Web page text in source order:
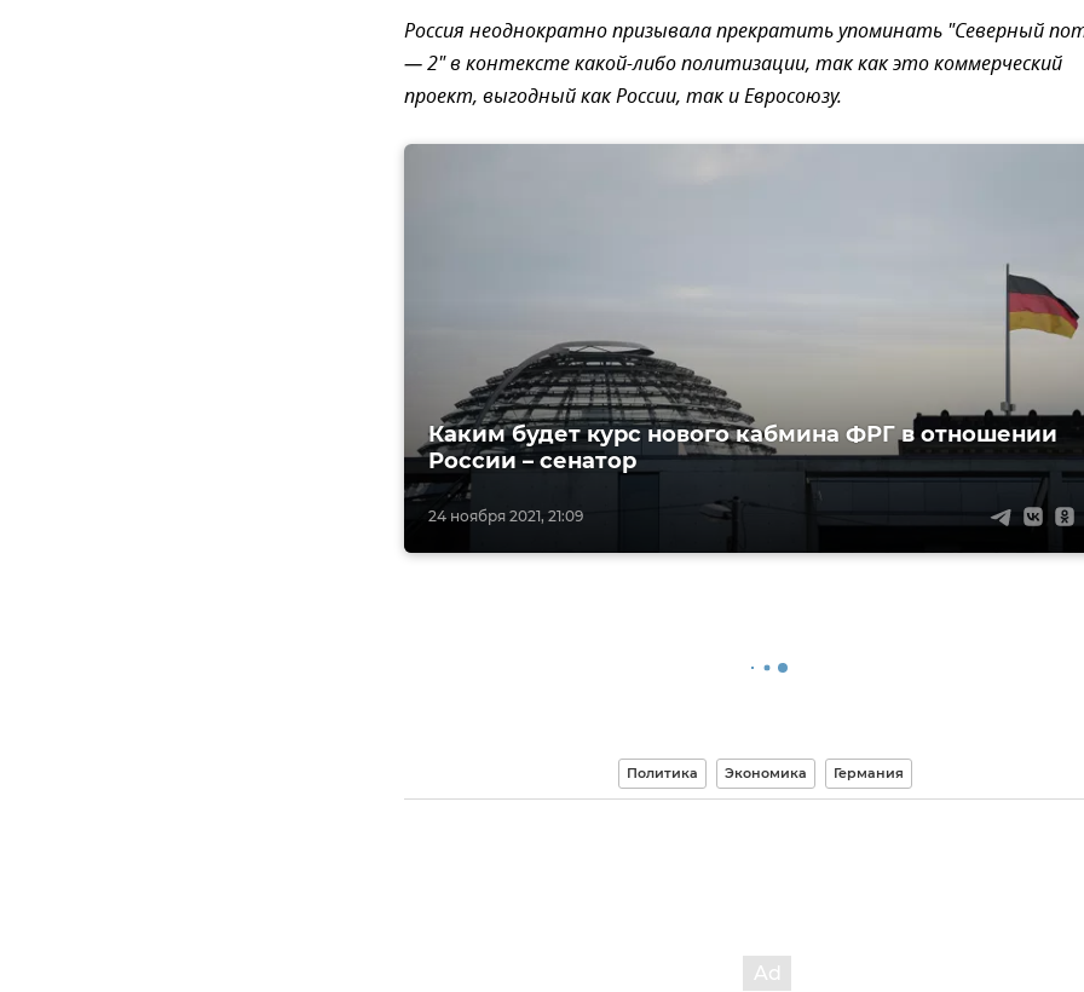
Россия неоднократно призывала прекратить упоминать "Северный
— 2" в контексте какой-либо политизации, так как это коммерческий
проект, выгодный как России, так и Евросоюзу.
24 ноября 2021, 21:09
Каким будет курс нового кабмина ФРГ в отношении
России – сенатор
Политика Экономика Германия